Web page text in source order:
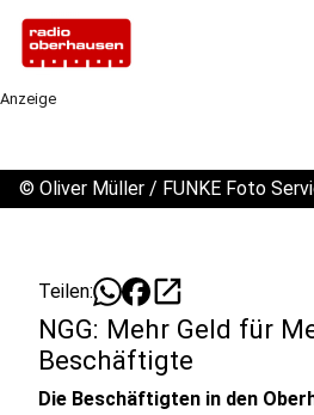
Anzeige
© Oliver Müller / FUNKE Foto
Teilen: open_in_new
NGG: Mehr Geld für
Beschäftigte
Die Beschäftigten in den